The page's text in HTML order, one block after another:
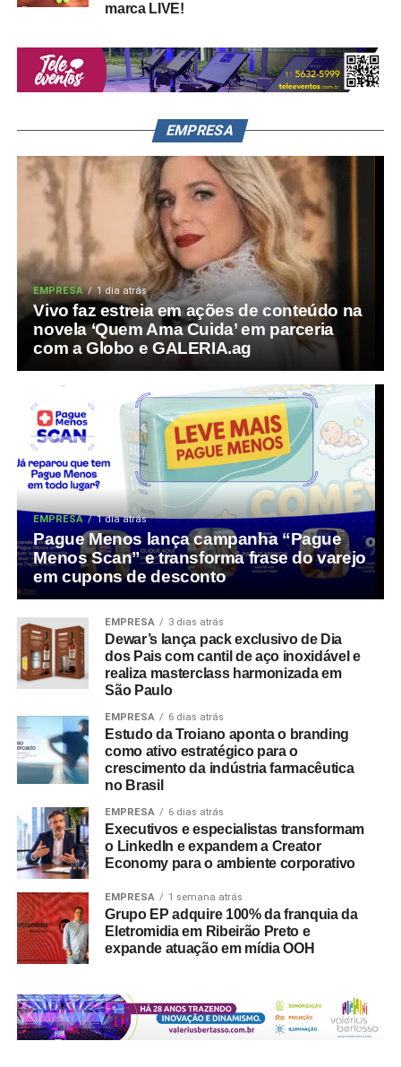
marca LIVE!
EMPRESA
EMPRESA 1 dia atrás
Vivo faz estreia em ações de conteúdo na
novela ‘Quem Ama Cuida’ em parceria
com a Globo e GALERIA.ag
EMPRESA 1 dia atrás
Pague Menos lança campanha “Pague
Menos Scan” e transforma frase do varejo
em cupons de desconto
EMPRESA 3 dias atrás
Dewar’s lança pack exclusivo de Dia
dos Pais com cantil de aço inoxidável e
realiza masterclass harmonizada em
São Paulo
EMPRESA 6 dias atrás
Estudo da Troiano aponta o branding
como ativo estratégico para o
crescimento da indústria farmacêutica
no Brasil
EMPRESA 6 dias atrás
Executivos e especialistas transformam
o LinkedIn e expandem a Creator
Economy para o ambiente corporativo
EMPRESA 1 semana atrás
Grupo EP adquire 100% da franquia da
Eletromidia em Ribeirão Preto e
expande atuação em mídia OOH